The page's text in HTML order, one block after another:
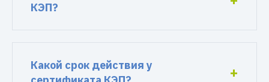
КЭП?
Какой срок действия у